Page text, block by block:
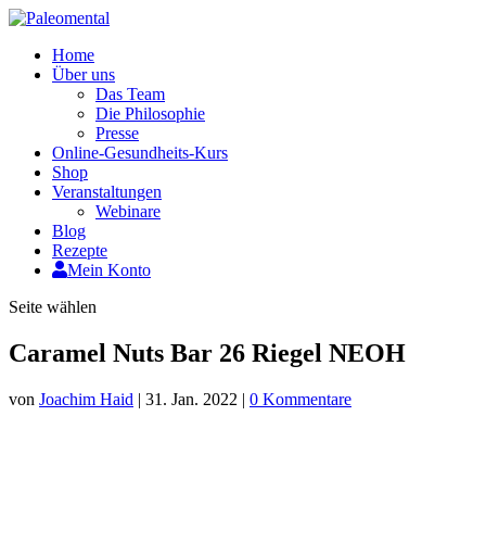
Home
Über uns
Das Team
Die Philosophie
Presse
Online-Gesundheits-Kurs
Shop
Veranstaltungen
Webinare
Blog
Rezepte
Mein Konto
Seite wählen
Caramel Nuts Bar 26 Riegel NEOH
von Joachim Haid | 31. Jan. 2022 | 0 Kommentare